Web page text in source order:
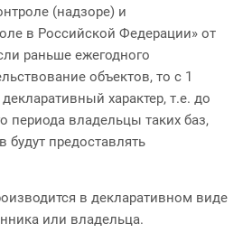
(надзоре) и
в Российской Федерации» от
раньше ежегодного
объектов, то с 1
характер, т.е. до
периода владельцы таких баз,
будут предоставлять
в декларативном виде
или владельца.